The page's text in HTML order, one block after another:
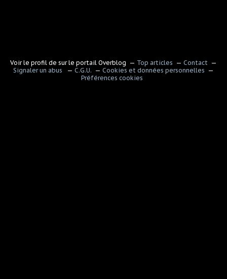
Voir le profil de sur le portail Overblog Top articles
Contact
Signaler un abus
C.G.U.
Cookies et données personnelles
Préférences cookies